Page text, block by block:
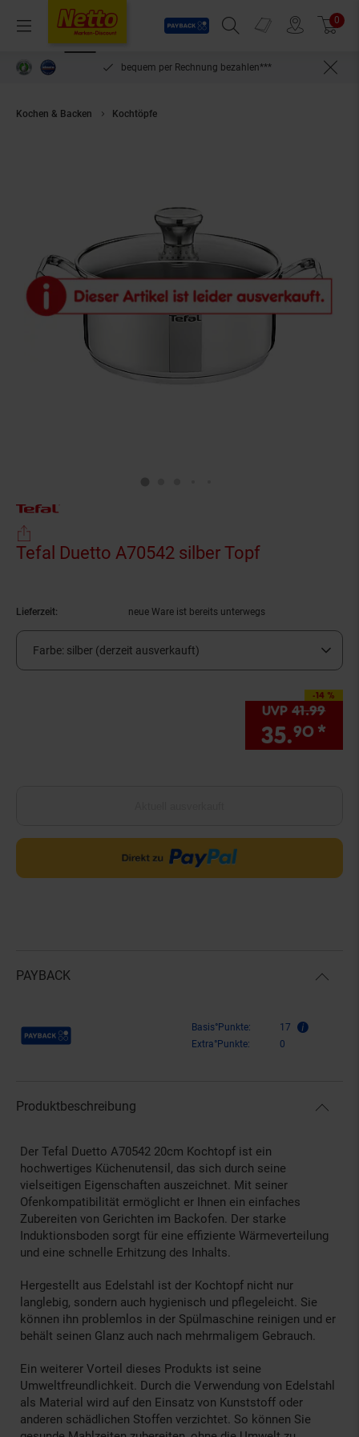
Menü
Payback
Suchfeld einblenden
Prospekte 0
bequem per Rechnung bezahlen***
Kochen & Backen Kochtöpfe
Tefal Duetto A70542 silber Topf
Lieferzeit: neue Ware ist bereits unterwegs
Farbe: silber (derzeit ausverkauft)
-14 %
Sie Sparen 14
UVP41.99UVP
35.90 *
PAYBACK
Payback Punkte Basis°Punkte:
17
Extra°Punkte:
0
Produktbeschreibung
Der Tefal Duetto A70542 20cm Kochtopf ist ein
hochwertiges Küchenutensil, das sich durch seine
vielseitigen Eigenschaften auszeichnet. Mit seiner
Ofenkompatibilität ermöglicht er Ihnen ein einfaches
Zubereiten von Gerichten im Backofen. Der starke
Induktionsboden sorgt für eine effiziente Wärmeverteilung
und eine schnelle Erhitzung des Inhalts.
Hergestellt aus Edelstahl ist der Kochtopf nicht nur
langlebig, sondern auch hygienisch und pflegeleicht. Sie
können ihn problemlos in der Spülmaschine reinigen und er
behält seinen Glanz auch nach mehrmaligem Gebrauch.
Ein weiterer Vorteil dieses Produkts ist seine
Umweltfreundlichkeit. Durch die Verwendung von Edelstahl
als Material wird auf den Einsatz von Kunststoff oder
anderen schädlichen Stoffen verzichtet. So können Sie